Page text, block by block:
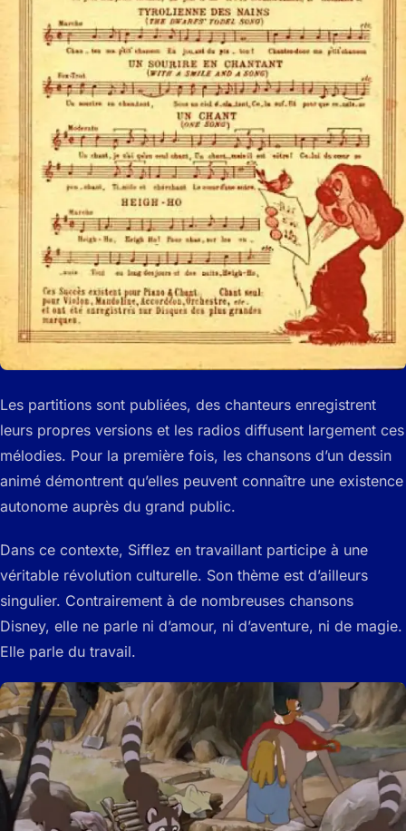
Les partitions sont publiées, des chanteurs enregistrent
leurs propres versions et les radios diffusent largement ces
mélodies. Pour la première fois, les chansons d’un dessin
animé démontrent qu’elles peuvent connaître une existence
autonome auprès du grand public.
Dans ce contexte, Sifflez en travaillant participe à une
véritable révolution culturelle. Son thème est d’ailleurs
singulier. Contrairement à de nombreuses chansons
Disney, elle ne parle ni d’amour, ni d’aventure, ni de magie.
Elle parle du travail.